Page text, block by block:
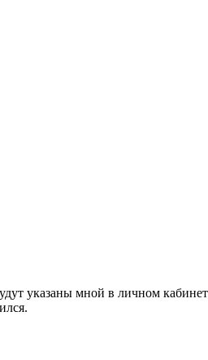
указаны мной в личном